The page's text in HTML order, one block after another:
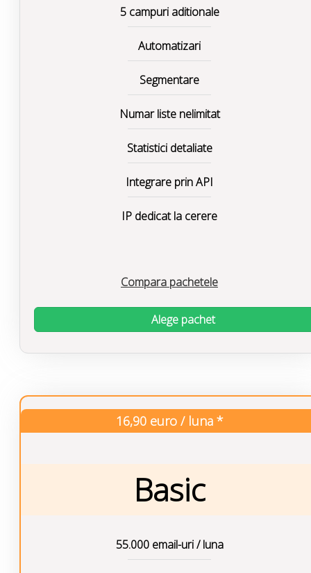
5 campuri aditionale
Automatizari
Segmentare
Numar liste nelimitat
Statistici detaliate
Integrare prin API
IP dedicat la cerere
Compara pachetele
Alege pachet
16,90 euro / luna *
Basic
55.000 email-uri / luna